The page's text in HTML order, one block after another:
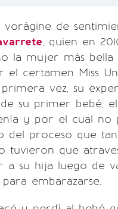
de
, quien en
la mujer más bella
el certamen Miss
vez, su
su primer bebé,
y por el cual no
del proceso que
tuvieron que
a su hija luego de
embarazarse.